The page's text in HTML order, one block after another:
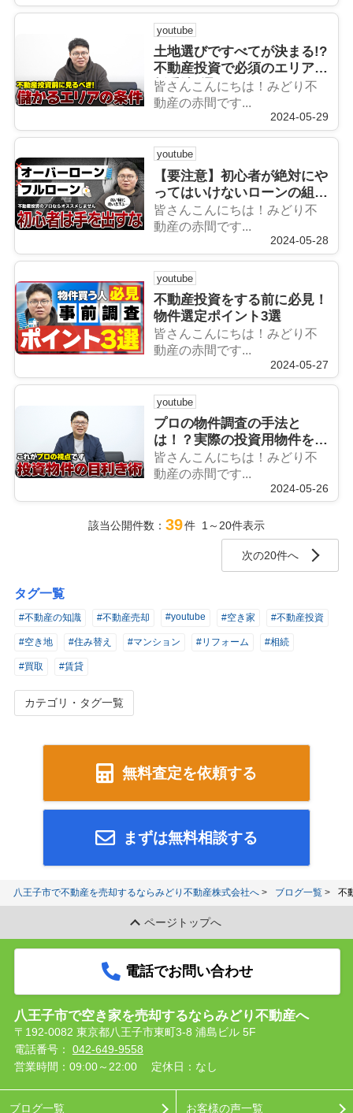
youtube
土地選びですべてが決まる!?
不動産投資で必須のエリア分
析手法4選
皆さんこんにちは！みどり不
動産の赤間です...
2024-05-29
youtube
【要注意】初心者が絶対にや
ってはいけないローンの組み
方とは？？
皆さんこんにちは！みどり不
動産の赤間です...
2024-05-28
youtube
不動産投資をする前に必見！
物件選定ポイント3選
皆さんこんにちは！みどり不
動産の赤間です...
2024-05-27
youtube
プロの物件調査の手法と
は！？実際の投資用物件を使
用した目利き術を体験しよう
皆さんこんにちは！みどり不
動産の赤間です...
2024-05-26
該当公開件数： 39件 1～20件表示
次の20件へ
タグ一覧
#不動産の知識 #不動産売却 #youtube #空き家 #不動産投資
#空き地 #住み替え #マンション #リフォーム #相続
#買取 #賃貸
カテゴリ・タグ一覧
無料査定を依頼する
まずは無料相談する
八王子市で不動産を売却するならみどり不動産株式会社へ ブログ一覧 不
ページトップへ
電話でお問い合わせ
八王子市で空き家を売却するならみどり不動産へ
〒192-0082 東京都八王子市東町3-8 浦島ビル 5F
電話番号： 042-649-9558
営業時間：09:00～22:00
定休日：なし
ブログ一覧 お客様の声一覧